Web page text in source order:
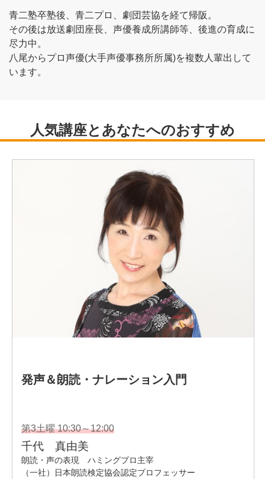
青二塾卒塾後、青二プロ、劇団芸協を経て帰阪。
その後は放送劇団座長、声優養成所講師等、後進の育成に
尽力中。
八尾からプロ声優(大手声優事務所所属)を複数人輩出して
います。